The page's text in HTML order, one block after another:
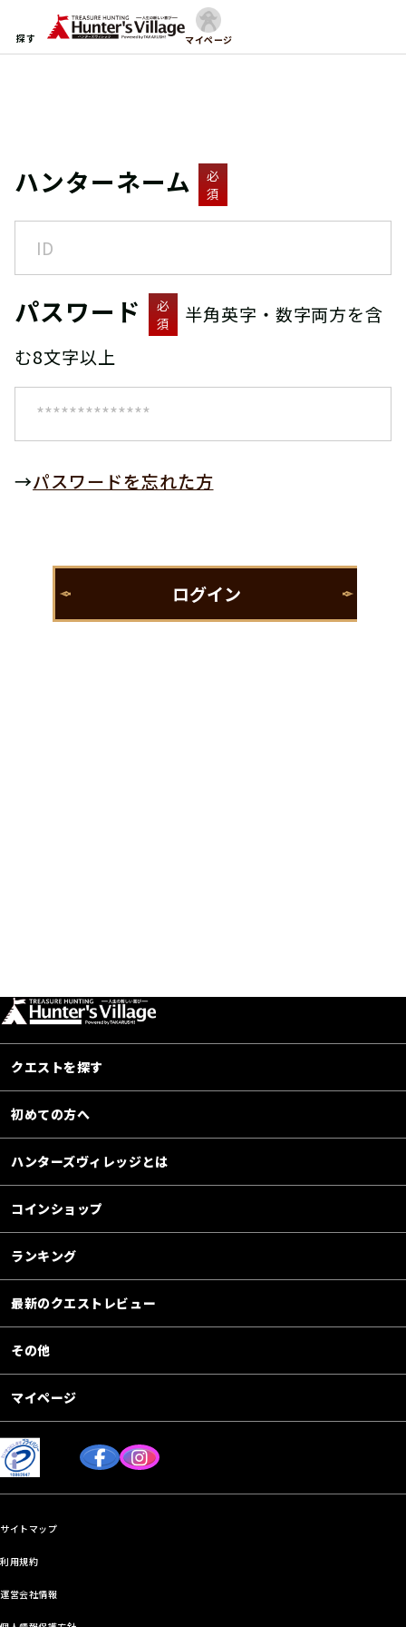
探す マイページ
ハンターネーム
必
須
パスワード
必
須
半角英字・数字両方を含
む8文字以上
→パスワードを忘れた方
クエストを探す
初めての方へ
ハンターズヴィレッジとは
コインショップ
ランキング
最新のクエストレビュー
その他
マイページ
サイトマップ
利用規約
運営会社情報